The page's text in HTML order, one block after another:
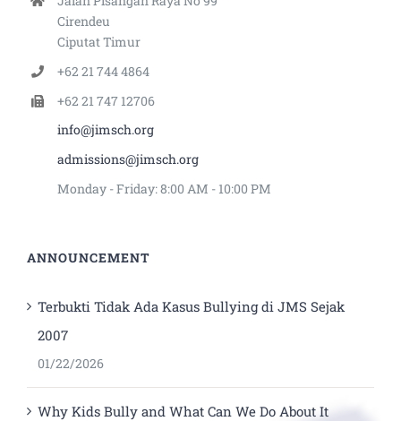
Cirendeu
Ciputat Timur
+62 21 744 4864
+62 21 747 12706
info@jimsch.org
admissions@jimsch.org
Monday - Friday: 8:00 AM - 10:00 PM
ANNOUNCEMENT
Terbukti Tidak Ada Kasus Bullying di JMS Sejak
2007
01/22/2026
Why Kids Bully and What Can We Do About It